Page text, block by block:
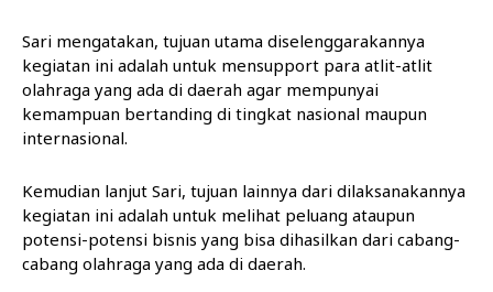
Sari mengatakan, tujuan utama diselenggarakannya
kegiatan ini adalah untuk mensupport para atlit-atlit
olahraga yang ada di daerah agar mempunyai
kemampuan bertanding di tingkat nasional maupun
internasional.
Kemudian lanjut Sari, tujuan lainnya dari dilaksanakannya
kegiatan ini adalah untuk melihat peluang ataupun
potensi-potensi bisnis yang bisa dihasilkan dari cabang-
cabang olahraga yang ada di daerah.